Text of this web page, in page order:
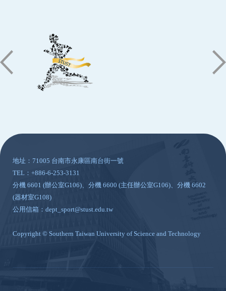
地址：71005 台南市永康區南台街一號
TEL：+886-6-253-3131
分機 6601 (辦公室G106)、分機 6600 (主任辦公室G106)、分機 6602
(器材室G108)
公用信箱：dept_sport@stust.edu.tw
Copyright © Southern Taiwan University of Science and Technology